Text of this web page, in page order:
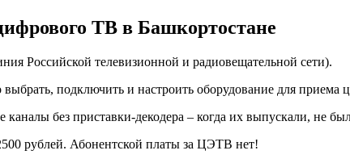
ТВ в Башкортостане
Российской телевизионной и радиовещательной сети).
подключить и настроить оборудование для приема
без приставки-декодера – когда их выпускали, не
рублей. Абонентской платы за ЦЭТВ нет!